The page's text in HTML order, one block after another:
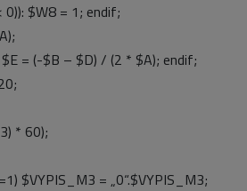
0)): $W8 = 1; endif;
$E = (-$B – $D) / (2 * $A); endif;
* 60);
$VYPIS_M3 = „0“.$VYPIS_M3;